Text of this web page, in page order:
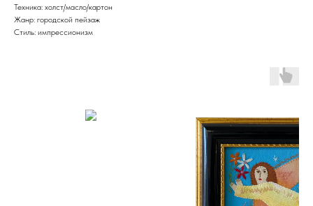
Техника: холст/масло/картон
Жанр: городской пейзаж
Стиль: импрессионизм